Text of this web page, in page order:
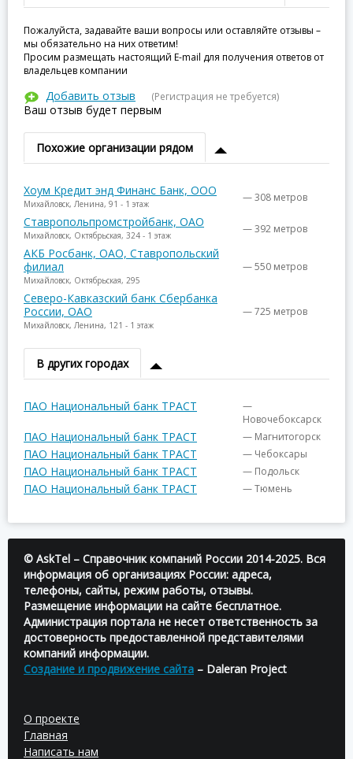
Пожалуйста, задавайте ваши вопросы или оставляйте отзывы –
мы обязательно на них ответим!
Просим размещать настоящий E-mail для получения ответов от
владельцев компании
Добавить отзыв (Регистрация не требуется)
Ваш отзыв будет первым
Похожие организации рядом
Хоум Кредит энд Финанс Банк, ООО
Михайловск, Ленина, 91 - 1 этаж — 308 метров
Ставропольпромстройбанк, ОАО
Михайловск, Октябрьская, 324 - 1 этаж — 392 метров
АКБ Росбанк, ОАО, Ставропольский
филиал
Михайловск, Октябрьская, 295
— 550 метров
Северо-Кавказский банк Сбербанка
России, ОАО
Михайловск, Ленина, 121 - 1 этаж
— 725 метров
В других городах
ПАО Национальный банк ТРАСТ
—
Новочебоксарск
ПАО Национальный банк ТРАСТ — Магнитогорск
ПАО Национальный банк ТРАСТ — Чебоксары
ПАО Национальный банк ТРАСТ — Подольск
ПАО Национальный банк ТРАСТ — Тюмень
© AskTel – Справочник компаний России 2014-2025. Вся
информация об организациях России: адреса,
телефоны, сайты, режим работы, отзывы.
Размещение информации на сайте бесплатное.
Администрация портала не несет ответственность за
достоверность предоставленной представителями
компаний информации.
Создание и продвижение сайта – Daleran Project
О проекте
Главная
Написать нам